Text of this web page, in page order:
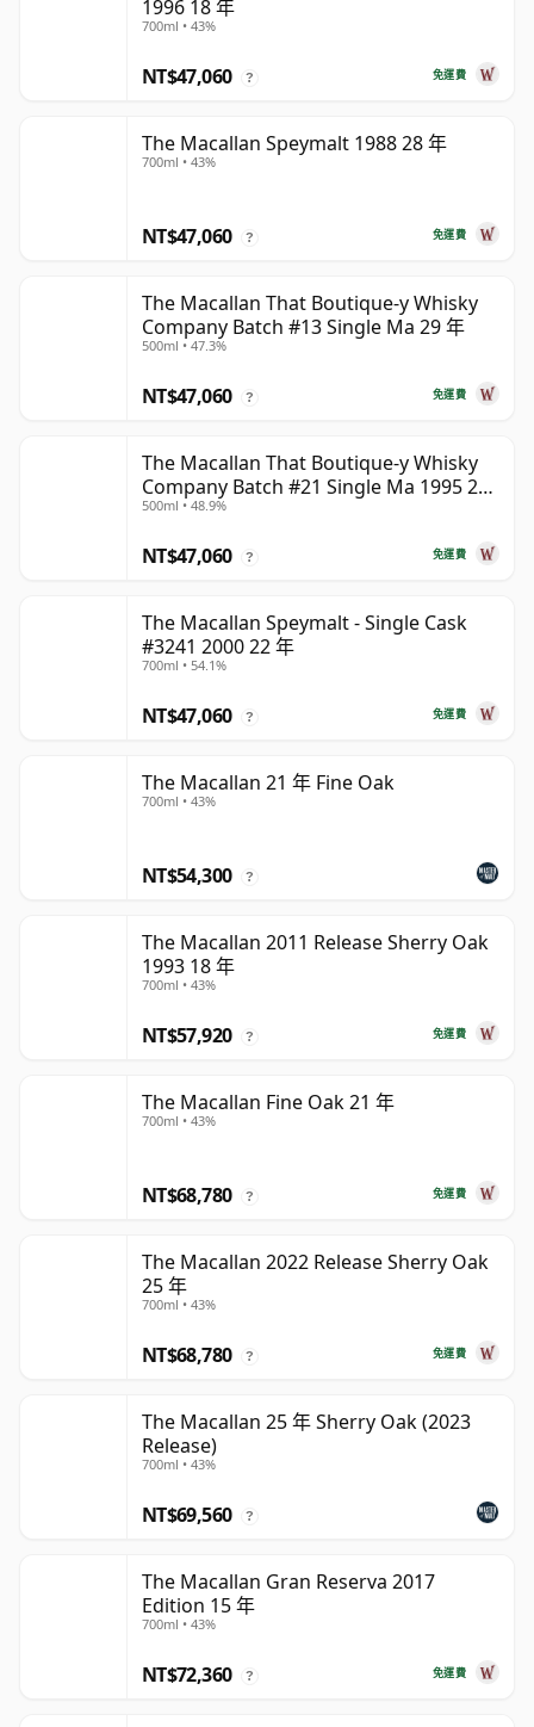
1996 18 年
700ml • 43%
免運費
NT$47,060 ?
The Macallan Speymalt 1988 28 年
700ml • 43%
免運費
NT$47,060 ?
The Macallan That Boutique-y Whisky
Company Batch #13 Single Ma 29 年
500ml • 47.3%
免運費
NT$47,060 ?
The Macallan That Boutique-y Whisky
Company Batch #21 Single Ma 1995 24
年
500ml • 48.9%
免運費
NT$47,060 ?
The Macallan Speymalt - Single Cask
#3241 2000 22 年
700ml • 54.1%
免運費
NT$47,060 ?
The Macallan 21 年 Fine Oak
700ml • 43%
NT$54,300 ?
The Macallan 2011 Release Sherry Oak
1993 18 年
700ml • 43%
免運費
NT$57,920 ?
The Macallan Fine Oak 21 年
700ml • 43%
免運費
NT$68,780 ?
The Macallan 2022 Release Sherry Oak
25 年
700ml • 43%
免運費
NT$68,780 ?
The Macallan 25 年 Sherry Oak (2023
Release)
700ml • 43%
NT$69,560 ?
The Macallan Gran Reserva 2017
Edition 15 年
700ml • 43%
免運費
NT$72,360 ?